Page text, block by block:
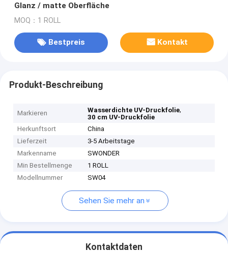
Glanz / matte Oberfläche
MOQ：1 ROLL
Bestpreis Kontakt
Produkt-Beschreibung
Markieren Wasserdichte UV-Druckfolie,
30 cm UV-Druckfolie
Herkunftsort
China
Lieferzeit
3-5 Arbeitstage
Markenname
SWONDER
Min Bestellmenge
1 ROLL
Modellnummer
SW04
Sehen Sie mehr an
Kontaktdaten